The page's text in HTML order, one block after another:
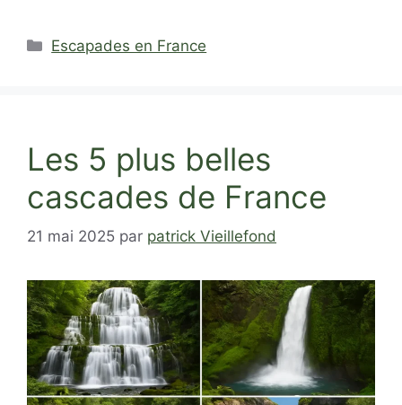
Catégories
Escapades en France
Les 5 plus belles
cascades de France
21 mai 2025 par patrick Vieillefond